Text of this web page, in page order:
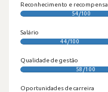
Reconhecimento e recompensa
54/100
Salário
44/100
Qualidade de gestão
58/100
Oportunidades de carreira